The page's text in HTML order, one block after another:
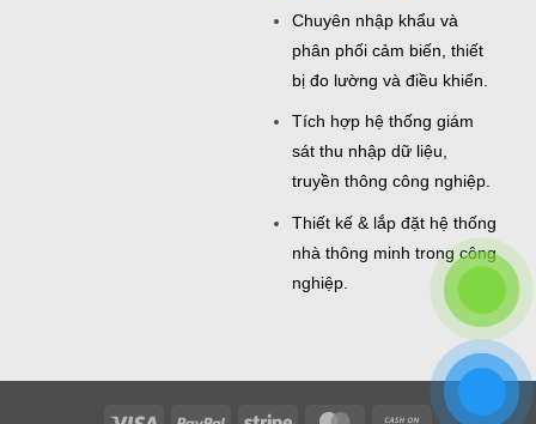
Chuyên nhập khẩu và
phân phối cảm biến, thiết
bị đo lường và điều khiển.
Tích hợp hệ thống giám
sát thu nhập dữ liệu,
truyền thông công nghiệp.
Thiết kế & lắp đặt hệ thống
nhà thông minh trong công
nghiệp.